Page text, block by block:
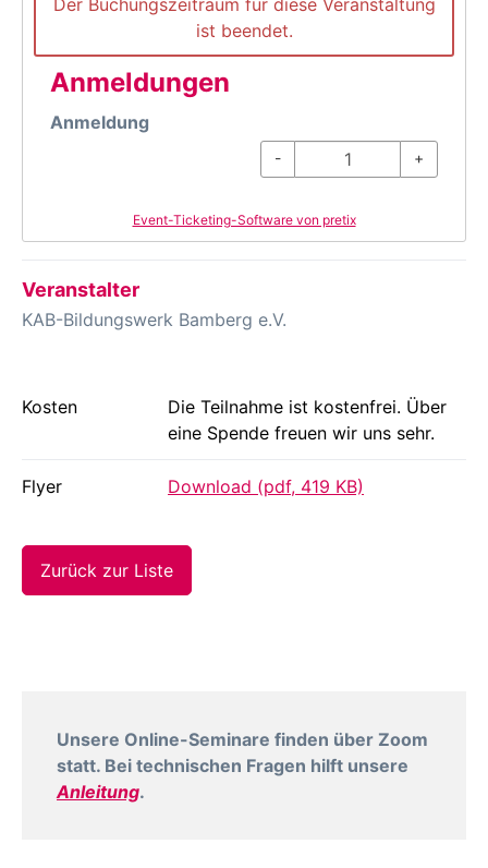
Der Buchungszeitraum für diese Veranstaltung
ist beendet.
Anmeldungen
Anmeldung
- +
Event-Ticketing-Software von pretix
Veranstalter
KAB-Bildungswerk Bamberg e.V.
Kosten
Die Teilnahme ist kostenfrei. Über
eine Spende freuen wir uns sehr.
Flyer Download (pdf, 419 KB)
Zurück zur Liste
Unsere Online-Seminare finden über Zoom
statt. Bei technischen Fragen hilft unsere
Anleitung.